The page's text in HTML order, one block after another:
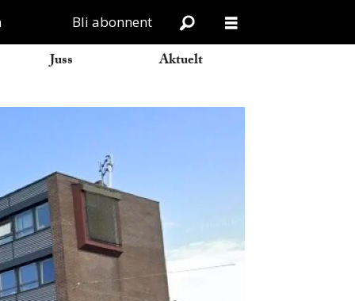
Bli abonnent
Juss Aktuelt